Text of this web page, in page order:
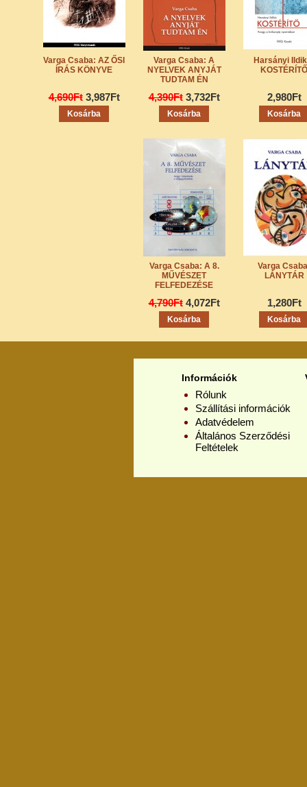
Varga Csaba: AZ ŐSI
ÍRÁS KÖNYVE
4,690Ft 3,987Ft
Varga Csaba: A
NYELVEK ANYJÁT
TUDTAM ÉN
4,390Ft 3,732Ft
Harsányi
KOSTÉRÍTŐ
2,980Ft
Varga Csaba: A 8.
MŰVÉSZET
FELFEDEZÉSE
4,790Ft 4,072Ft
Varga
LÁNYTÁR
1,280Ft
Információk
Rólunk
Szállítási információk
Adatvédelem
Általános Szerződési
Feltételek